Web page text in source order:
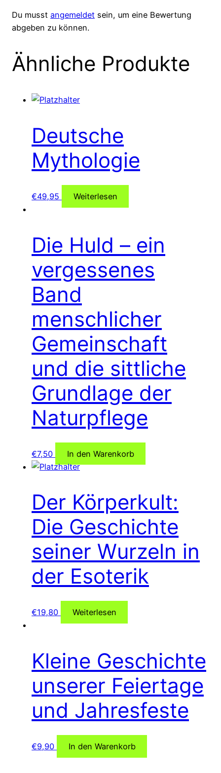
Du musst angemeldet sein, um eine Bewertung
abgeben zu können.
Ähnliche Produkte
Deutsche
Mythologie
€49,95 Weiterlesen
Die Huld – ein
vergessenes
Band
menschlicher
Gemeinschaft
und die sittliche
Grundlage der
Naturpflege
€7,50 In den Warenkorb
Der Körperkult:
Die Geschichte
seiner Wurzeln in
der Esoterik
€19,80 Weiterlesen
Kleine Geschichte
unserer Feiertage
und Jahresfeste
€9,90 In den Warenkorb